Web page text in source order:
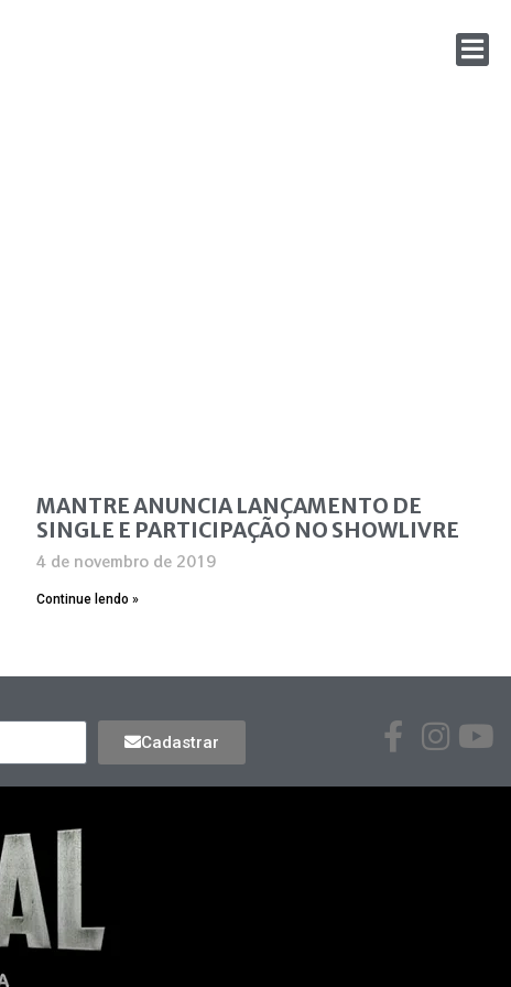
MANTRE ANUNCIA LANÇAMENTO DE
SINGLE E PARTICIPAÇÃO NO SHOWLIVRE
4 de novembro de 2019
Continue lendo »
Cadastrar